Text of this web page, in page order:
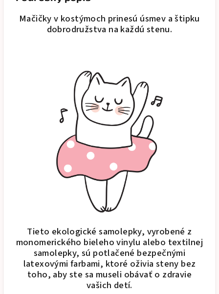
Mačičky v kostýmoch prinesú úsmev a štipku
dobrodružstva na každú stenu.
Tieto ekologické samolepky, vyrobené z
monomerického bieleho vinylu alebo textilnej
samolepky, sú potlačené bezpečnými
latexovými farbami, ktoré oživia steny bez
toho, aby ste sa museli obávať o zdravie
vašich detí.